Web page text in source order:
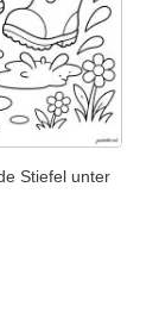
Stiefel unter